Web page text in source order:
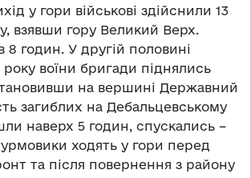
у гори військові здійснили 13
взявши гору Великий Верх.
8 годин. У другій половині
воїни бригади піднялись
на вершині Державний
загиблих на Дебальцевському
наверх 5 годин, спускались –
ходять у гори перед
та після повернення з району